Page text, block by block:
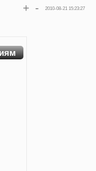
2010-08-21 15:23:27
+ -